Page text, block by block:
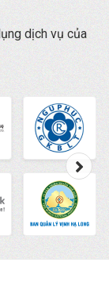
dịch vụ của